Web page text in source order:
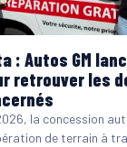
: Autos GM
retrouver les
la concession
de terrain à